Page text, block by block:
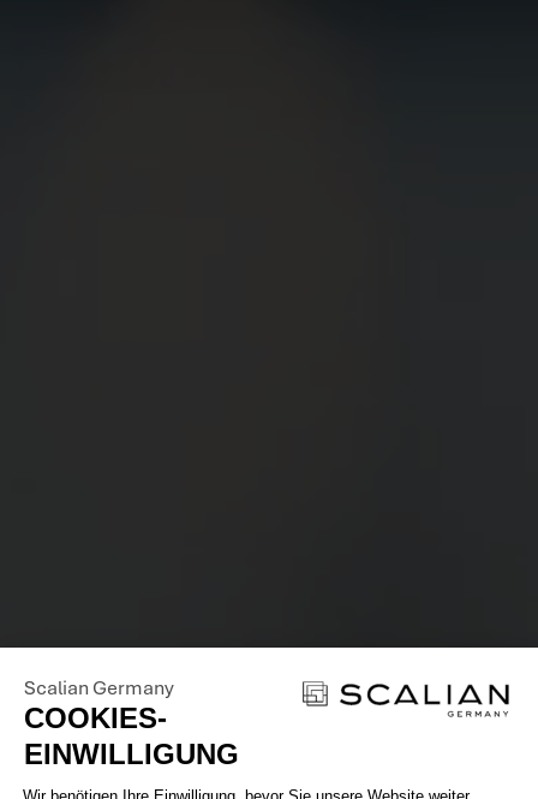
Scalian Germany
COOKIES-
EINWILLIGUNG
Einwilligungsmanagementplattform: